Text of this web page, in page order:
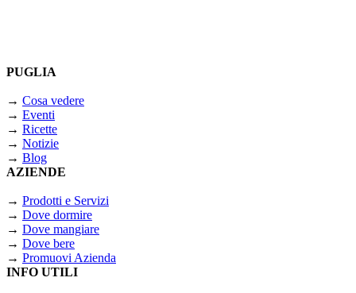
PUGLIA
→ Cosa vedere
→ Eventi
→ Ricette
→ Notizie
→ Blog
AZIENDE
→ Prodotti e Servizi
→ Dove dormire
→ Dove mangiare
→ Dove bere
→ Promuovi Azienda
INFO UTILI